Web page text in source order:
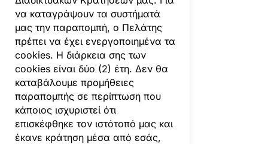
να καταγράψουν τα συστήματά
μας την παραπομπή, ο Πελάτης
πρέπει να έχει ενεργοποιημένα τα
cookies. Η διάρκεια σης των
cookies είναι δύο (2) έτη. Δεν θα
καταβάλουμε προμήθειες
παραπομπής σε περίπτωση που
κάποιος ισχυριστεί ότι
επισκέφθηκε τον ιστότοπό μας και
έκανε κράτηση μέσα από εσάς,